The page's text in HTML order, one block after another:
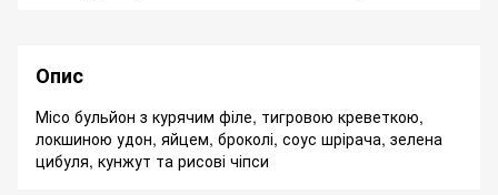
Опис
Місо бульйон з курячим філе, тигровою креветкою,
локшиною удон, яйцем, броколі, соус шрірача, зелена
цибуля, кунжут та рисові чіпси